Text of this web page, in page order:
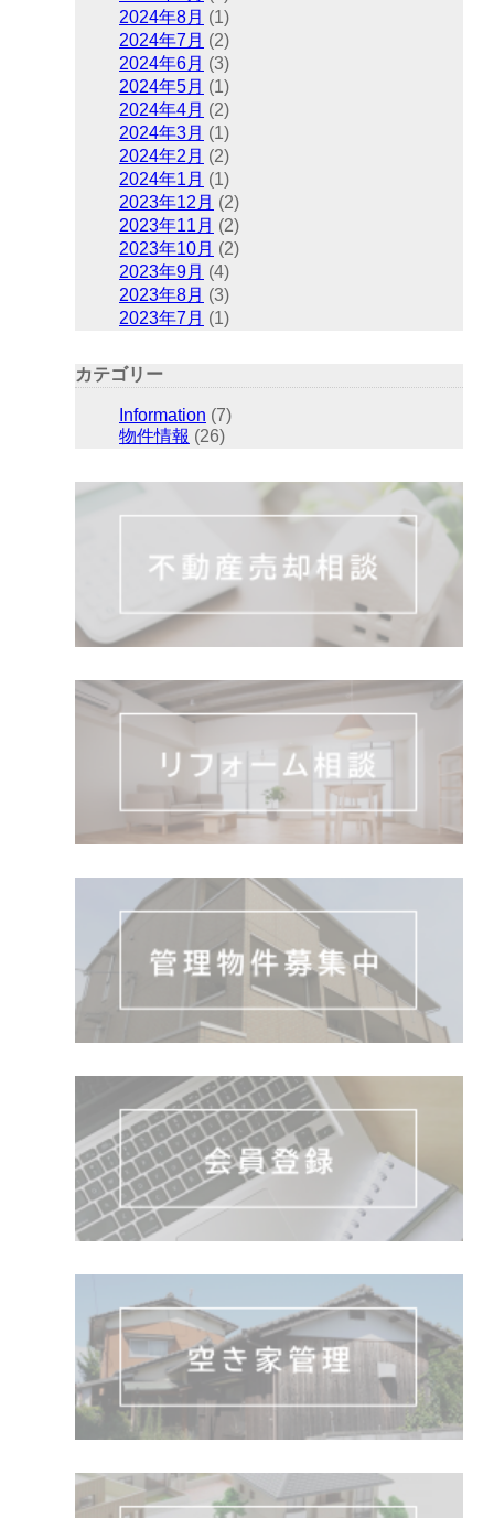
2024年8月 (1)
2024年7月 (2)
2024年6月 (3)
2024年5月 (1)
2024年4月 (2)
2024年3月 (1)
2024年2月 (2)
2024年1月 (1)
2023年12月 (2)
2023年11月 (2)
2023年10月 (2)
2023年9月 (4)
2023年8月 (3)
2023年7月 (1)
カテゴリー
Information (7)
物件情報 (26)